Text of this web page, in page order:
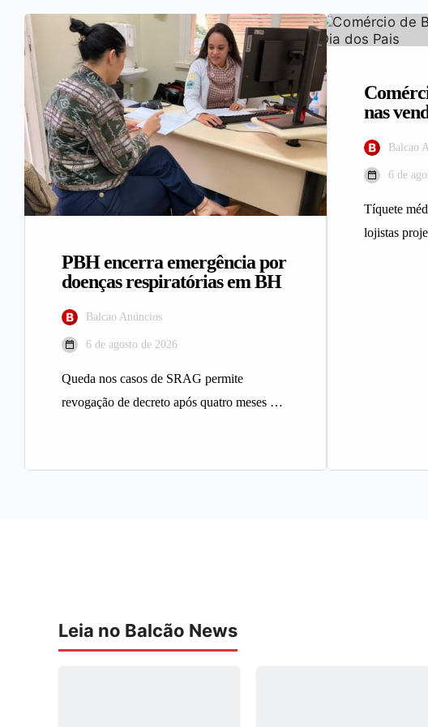
PBH encerra emergência por
doenças respiratórias em BH
Balcao Anúncios
6 de agosto de 2026
Queda nos casos de SRAG permite
revogação de decreto após quatro meses A
nas
Balcao
6 de
Tíquete
lojistas
Leia no Balcão News